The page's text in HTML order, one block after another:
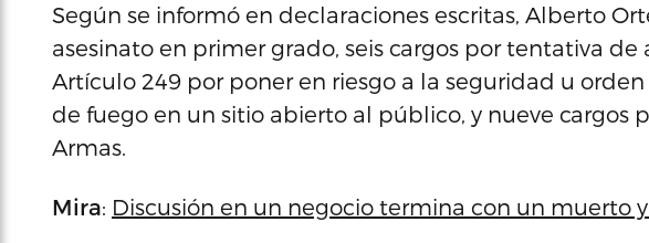
Según se informó en declaraciones escritas, Alberto
asesinato en primer grado, seis cargos por tentativa de
Artículo 249 por poner en riesgo a la seguridad u
de fuego en un sitio abierto al público, y nueve cargos
Armas.
Mira: Discusión en un negocio termina con un muerto